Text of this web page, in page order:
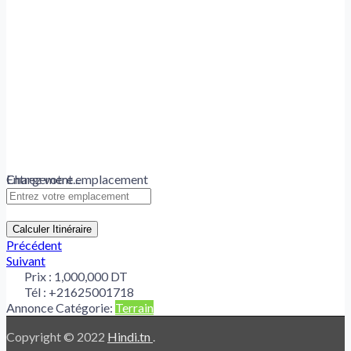
Chargement...
Entrez votre emplacement
Calculer Itinéraire
Précédent
Suivant
Prix : 1,000,000 DT
Tél : +21625001718
Annonce Catégorie: Terrain
Copyright © 2022 Hindi.tn .